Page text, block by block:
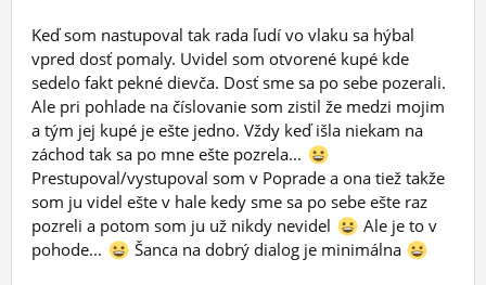
Keď som nastupoval tak rada ľudí vo vlaku sa hýbal
vpred dosť pomaly. Uvidel som otvorené kupé kde
sedelo fakt pekné dievča. Dosť sme sa po sebe pozerali.
Ale pri pohlade na číslovanie som zistil že medzi mojim
a tým jej kupé je ešte jedno. Vždy keď išla niekam na
záchod tak sa po mne ešte pozrela...
Prestupoval/vystupoval som v Poprade a ona tiež takže
som ju videl ešte v hale kedy sme sa po sebe ešte raz
pozreli a potom som ju už nikdy nevidel
Ale je to v
pohode...
Šanca na dobrý dialog je minimálna